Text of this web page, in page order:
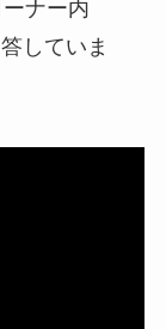
ナー内
していま